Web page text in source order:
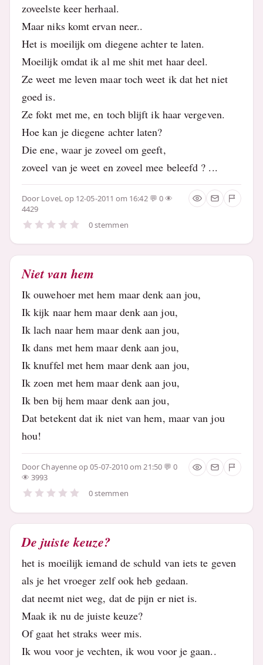
zoveelste keer herhaal.
Maar niks komt ervan neer..
Het is moeilijk om diegene achter te laten.
Moeilijk omdat ik al me shit met haar deel.
Ze weet me leven maar toch weet ik dat het niet
goed is.
Ze fokt met me, en toch blijft ik haar vergeven.
Hoe kan je diegene achter laten?
Die ene, waar je zoveel om geeft,
zoveel van je weet en zoveel mee beleefd ? ...
Door LoveLop 12-05-2011 om 16:42
0
4429
0 stemmen
Niet van hem
Ik ouwehoer met hem maar denk aan jou,
Ik kijk naar hem maar denk aan jou,
Ik lach naar hem maar denk aan jou,
Ik dans met hem maar denk aan jou,
Ik knuffel met hem maar denk aan jou,
Ik zoen met hem maar denk aan jou,
Ik ben bij hem maar denk aan jou,
Dat betekent dat ik niet van hem, maar van jou
hou!
DoorChayenneop 05-07-2010 om 21:50
0
3993
0 stemmen
De juiste keuze?
het is moeilijk iemand de schuld van iets te geven
als je het vroeger zelf ook heb gedaan.
dat neemt niet weg, dat de pijn er niet is.
Maak ik nu de juiste keuze?
Of gaat het straks weer mis.
Ik wou voor je vechten, ik wou voor je gaan..